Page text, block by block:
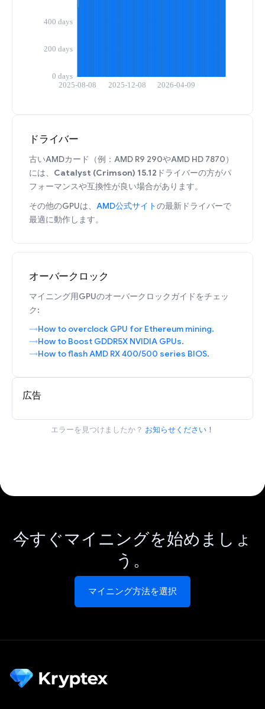
ドライバー
古いAMDカード（例：AMD R9 290やAMD HD 7870）
には、 Catalyst (Crimson) 15.12 ドライバーの方がパ
フォーマンスや互換性が良い場合があります。
その他のGPUは、 AMD公式サイトの最新ドライバーで
最適に動作します。
オーバークロック
マイニング用GPUのオーバークロックガイドをチェッ
ク:
How to overclock GPU for Ethereum mining.
How to Boost GDDR5X NVIDIA GPUs.
How to flash AMD RX 400/500 series BIOS.
広告
エラーを見つけましたか？ お知らせください！
今すぐマイニングを始めましょ
う。
マイニング方法を選択